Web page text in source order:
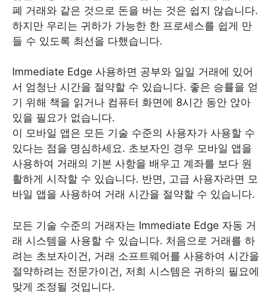
폐 거래와 같은 것으로 돈을 버는 것은 쉽지 않습니다.
하지만 우리는 귀하가 가능한 한 프로세스를 쉽게 만
들 수 있도록 최선을 다했습니다.
Immediate Edge 사용하면 공부와 일일 거래에 있어
서 엄청난 시간을 절약할 수 있습니다. 좋은 승률을 얻
기 위해 책을 읽거나 컴퓨터 화면에 8시간 동안 앉아
있을 필요가 없습니다.
이 모바일 앱은 모든 기술 수준의 사용자가 사용할 수
있다는 점을 명심하세요. 초보자인 경우 모바일 앱을
사용하여 거래의 기본 사항을 배우고 계좌를 보다 원
활하게 시작할 수 있습니다. 반면, 고급 사용자라면 모
바일 앱을 사용하여 거래 시간을 절약할 수 있습니다.
모든 기술 수준의 거래자는 Immediate Edge 자동 거
래 시스템을 사용할 수 있습니다. 처음으로 거래를 하
려는 초보자이건, 거래 소프트웨어를 사용하여 시간을
절약하려는 전문가이건, 저희 시스템은 귀하의 필요에
맞게 조정될 것입니다.